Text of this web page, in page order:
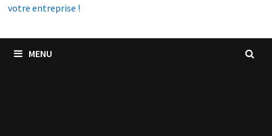
votre entreprise !
MENU